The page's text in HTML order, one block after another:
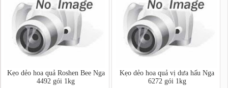
Kẹo dẻo hoa quả Roshen Bee Nga
4492 gói 1kg
Kẹo dẻo hoa quả vị dưa hấu Nga
6272 gói 1kg